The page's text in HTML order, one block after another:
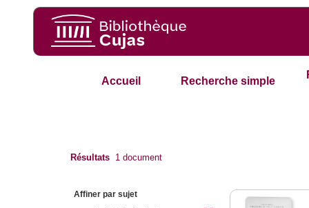
Accueil Recherche simple
Résultats 1 document
Affiner par sujet